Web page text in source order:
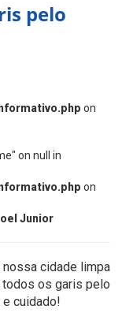
pelo
on
on null in
on
Junior
nossa cidade limpa
os garis pelo
cuidado!